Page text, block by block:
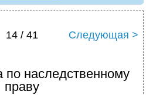
14 / 41 Следующая >
по наследственному
праву